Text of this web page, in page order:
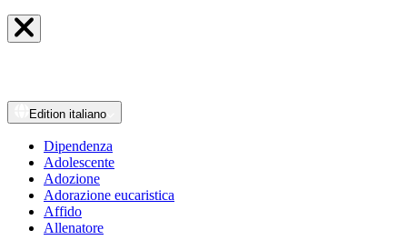
Edition italiano
Dipendenza
Adolescente
Adozione
Adorazione eucaristica
Affido
Allenatore